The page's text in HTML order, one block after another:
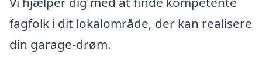
fagfolk i dit lokalområde, der kan realisere
din garage-drøm.